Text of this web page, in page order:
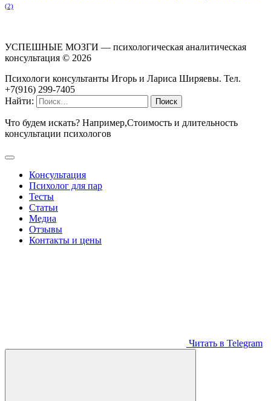
(2)
УСПЕШНЫЕ МОЗГИ — психологическая аналитическая
консультация © 2026
Психологи консультанты Игорь и Лариса Ширяевы. Тел.
+7(916) 299-7405
Найти:
Что будем искать? Например,Стоимость и длительность
консультации психологов
Консультация
Психолог для пар
Тесты
Статьи
Медиа
Отзывы
Контакты и цены
Читать в Telegram